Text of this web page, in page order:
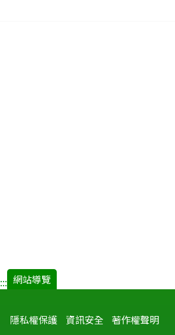
::: 網站導覽
隱私權保護 資訊安全 著作權聲明